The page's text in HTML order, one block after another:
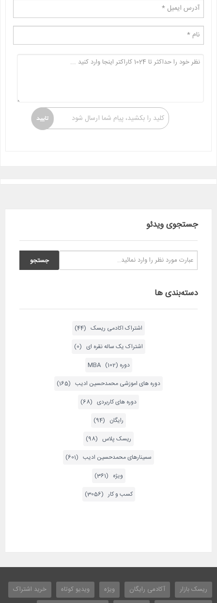
کلید را بکشید، پیام شما ارسال شود
جستجوی ویدئو
دسته‌بندی ها
اشتراک اکادمی ریسک (44)
اشتراک یک ساله نقره ای (0)
دوره MBA (102)
دوره های اموزشی محمدحسین ادیب (165)
دوره های کاربردی (68)
رایگان (94)
ریسک پلاس (98)
سمینارهای محمدحسین ادیب (601)
ویژه (361)
کسب و کار (3056)
ریسک بازار آکادمی رایگان ویژه ویدیو کوتاه
خرید اشتراک